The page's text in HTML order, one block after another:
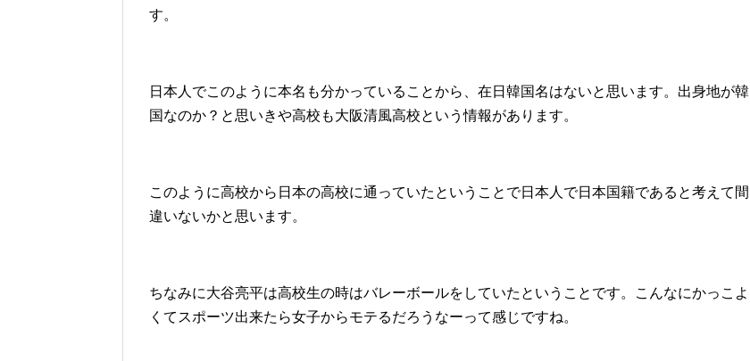
す。
日本人でこのように本名も分かっていることから、在日韓国名はないと思います。出身地が韓
国なのか？と思いきや高校も大阪清風高校という情報があります。
このように高校から日本の高校に通っていたということで日本人で日本国籍であると考えて間
違いないかと思います。
ちなみに大谷亮平は高校生の時はバレーボールをしていたということです。こんなにかっこよ
くてスポーツ出来たら女子からモテるだろうなーって感じですね。